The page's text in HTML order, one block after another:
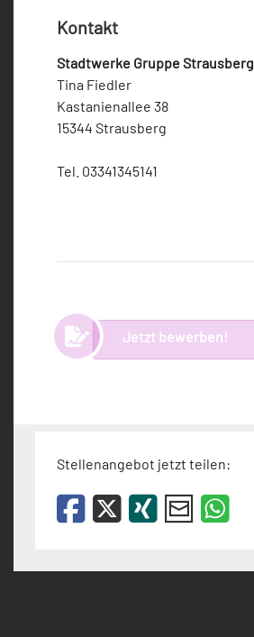
Kontakt
Stadtwerke Gruppe Strausberg
Tina Fiedler
Kastanienallee 38
15344 Strausberg
Tel. 03341345141
Jetzt bewerben!
Stellenangebot jetzt teilen: